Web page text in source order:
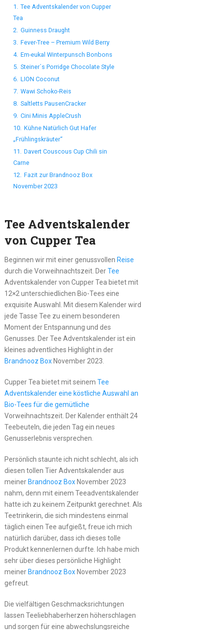
1.
Tee Adventskalender von Cupper
Tea
2. Guinness Draught
3. Fever-Tree – Premium Wild Berry
4. Em-eukal Winterpunsch Bonbons
5. Steiner´s Porridge Chocolate Style
6. LION Coconut
7. Wawi Schoko-Reis
8. Saltletts PausenCracker
9. Cini Minis AppleCrush
10. Kühne Natürlich Gut Hafer
„Frühlingskräuter“
11.
Davert Couscous Cup Chili sin
Carne
12. Fazit zur Brandnooz Box
November 2023
Tee Adventskalender
von Cupper Tea
Beginnen wir mit einer genussvollen Reise
durch die Vorweihnachtszeit. DerTee
Adventskalender von Cupper Tea bietet mit
12×2 unterschiedlichen Bio-Tees eine
exquisite Auswahl. Mit diesem Kalender wird
jede Tasse Tee zu einem besonderen
Moment der Entspannung und des
Genusses. Der Tee Adventskalender ist ein
kleines adventliches Highlight in der
Brandnooz BoxNovember 2023.
Cupper Tea bietet mit seinem Tee
Adventskalender eine köstliche Auswahl an
Bio-Tees für die gemütliche
Vorweihnachtszeit. Der Kalender enthält 24
Teebeuteln, die jeden Tag ein neues
Genusserlebnis versprechen.
Persönlich staunte ich nicht schlecht, als ich
diesen tollen Tier Adventskalender aus
meinerBrandnooz BoxNovember 2023
nahm, denn mit einem Teeadventskalender
hatte ich zu keinem Zeitpunkt gerechnet. Als
Teetrinkerin, die sich mindestens einmal
täglich einen Tee aufgießt, freue ich mich
natürlich darüber, dass ich dieses tolle
Produkt kennenlernen durfte. Ich habe mich
sehr über dieses persönliche Highlight
meinerBrandnooz BoxNovember 2023
gefreut.
Die vielfältigen Geschmacksrichtungen
lassen Teeliebhaberherzen höherschlagen
und sorgen für eine abwechslungsreiche